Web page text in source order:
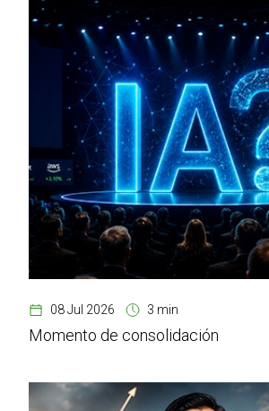
08 Jul 2026 3 min
Momento de consolidación